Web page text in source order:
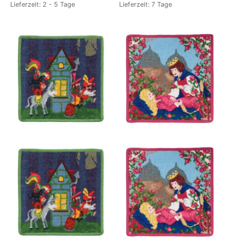
Lieferzeit: 2 - 5 Tage Lieferzeit: 7 Tage